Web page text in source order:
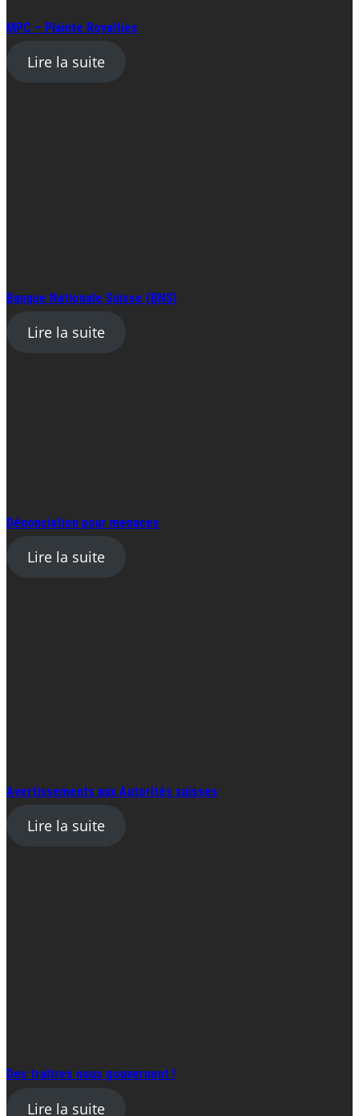
MPC – Plainte Royalties
Lire la suite
Banque Nationale Suisse (BNS)
Lire la suite
Dénonciation pour menaces
Lire la suite
Avertissements aux Autorités suisses
Lire la suite
Des traîtres nous gouvernent !
Lire la suite